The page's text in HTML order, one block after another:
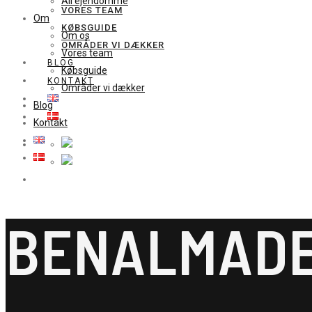
VORES TEAM
KØBSGUIDE
OMRÅDER VI DÆKKER
BLOG
KONTAKT
Om
Om os
Vores team
Købsguide
Områder vi dækker
Blog
Kontakt